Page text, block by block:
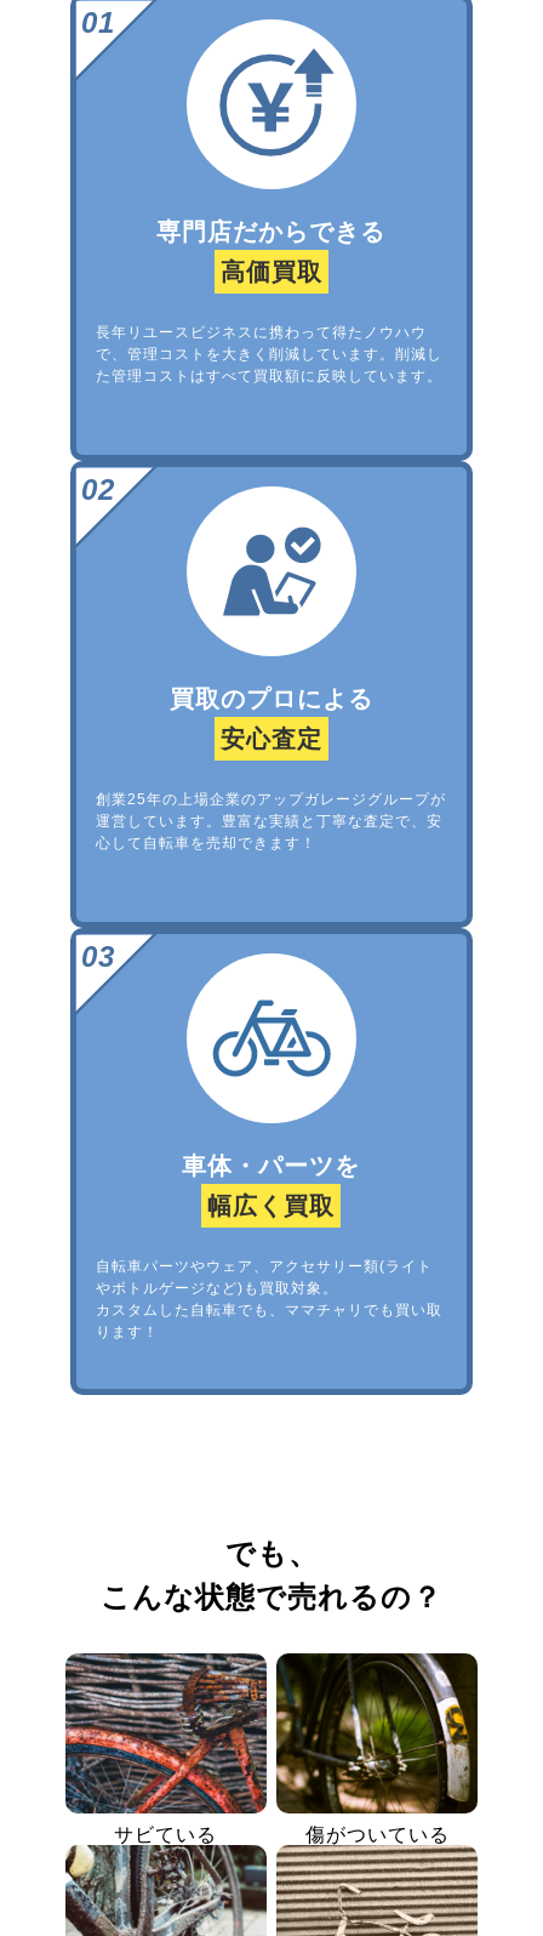
専門店だからできる
高価買取
長年リユースビジネスに携わって得たノウハウ
で、管理コストを大きく削減しています。削減し
た管理コストはすべて買取額に反映しています。
買取のプロによる
安心査定
創業25年の上場企業のアップガレージグループが
運営しています。豊富な実績と丁寧な査定で、安
心して自転車を売却できます！
車体・パーツを
幅広く買取
自転車パーツやウェア、アクセサリー類(ライト
やボトルゲージなど)も買取対象。
カスタムした自転車でも、ママチャリでも買い取
ります！
でも、
こんな状態で売れるの？
サビている 傷がついている